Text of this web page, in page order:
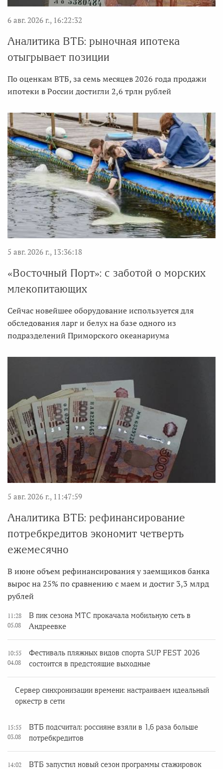
6 авг. 2026 г., 16:22:32
Аналитика ВТБ: рыночная ипотека
отыгрывает позиции
По оценкам ВТБ, за семь месяцев 2026 года продажи
ипотеки в России достигли 2,6 трлн рублей
5 авг. 2026 г., 13:36:18
«Восточный Порт»: с заботой о морских
млекопитающих
Сейчас новейшее оборудование используется для
обследования ларг и белух на базе одного из
подразделений Приморского океанариума
5 авг. 2026 г., 11:47:59
Аналитика ВТБ: рефинансирование
потребкредитов экономит четверть
ежемесячно
В июне объем рефинансирования у заемщиков банка
вырос на 25% по сравнению с маем и достиг 3,3 млрд
рублей
11:28
05.08
В пик сезона МТС прокачала мобильную сеть в
Андреевке
10:55
04.08
Фестиваль пляжных видов спорта SUP FEST 2026
состоится в предстоящие выходные
Сервер синхронизации времени: настраиваем идеальный
оркестр в сети
15:55
03.08
ВТБ подсчитал: россияне взяли в 1,6 раза больше
потребкредитов
14:02
ВТБ запустил новый сезон программы стажировок